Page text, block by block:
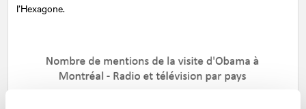
l’Hexagone.